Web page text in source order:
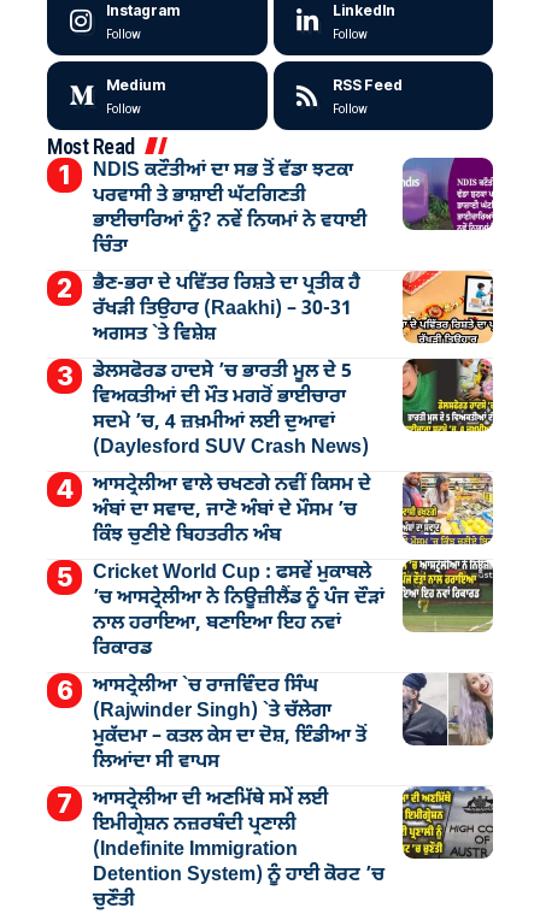
Instagram
Follow
LinkedIn
Follow
Medium
Follow
RSS Feed
Follow
Most Read
NDIS ਕਟੌਤੀਆਂ ਦਾ ਸਭ ਤੋਂ ਵੱਡਾ ਝਟਕਾ
ਪਰਵਾਸੀ ਤੇ ਭਾਸ਼ਾਈ ਘੱਟਗਿਣਤੀ
ਭਾਈਚਾਰਿਆਂ ਨੂੰ? ਨਵੇਂ ਨਿਯਮਾਂ ਨੇ ਵਧਾਈ
ਚਿੰਤਾ
ਭੈਣ-ਭਰਾ ਦੇ ਪਵਿੱਤਰ ਰਿਸ਼ਤੇ ਦਾ ਪ੍ਰਤੀਕ ਹੈ
ਰੱਖੜੀ ਤਿਉਹਾਰ (Raakhi) – 30-31
ਅਗਸਤ `ਤੇ ਵਿਸ਼ੇਸ਼
ਡੇਲਸਫੋਰਡ ਹਾਦਸੇ ’ਚ ਭਾਰਤੀ ਮੂਲ ਦੇ 5
ਵਿਅਕਤੀਆਂ ਦੀ ਮੌਤ ਮਗਰੋਂ ਭਾਈਚਾਰਾ
ਸਦਮੇ ’ਚ, 4 ਜ਼ਖ਼ਮੀਆਂ ਲਈ ਦੁਆਵਾਂ
(Daylesford SUV Crash News)
ਆਸਟ੍ਰੇਲੀਆ ਵਾਲੇ ਚਖਣਗੇ ਨਵੀਂ ਕਿਸਮ ਦੇ
ਅੰਬਾਂ ਦਾ ਸਵਾਦ, ਜਾਣੋ ਅੰਬਾਂ ਦੇ ਮੌਸਮ ’ਚ
ਕਿੰਝ ਚੁਣੀਏ ਬਿਹਤਰੀਨ ਅੰਬ
Cricket World Cup : ਫਸਵੇਂ ਮੁਕਾਬਲੇ
’ਚ ਆਸਟ੍ਰੇਲੀਆ ਨੇ ਨਿਊਜ਼ੀਲੈਂਡ ਨੂੰ ਪੰਜ ਦੌੜਾਂ
ਨਾਲ ਹਰਾਇਆ, ਬਣਾਇਆ ਇਹ ਨਵਾਂ
ਰਿਕਾਰਡ
ਆਸਟ੍ਰੇਲੀਆ `ਚ ਰਾਜਵਿੰਦਰ ਸਿੰਘ
(Rajwinder Singh) `ਤੇ ਚੱਲੇਗਾ
ਮੁੁਕੱਦਮਾ – ਕਤਲ ਕੇਸ ਦਾ ਦੋਸ਼, ਇੰਡੀਆ ਤੋਂ
ਲਿਆਂਦਾ ਸੀ ਵਾਪਸ
ਆਸਟ੍ਰੇਲੀਆ ਦੀ ਅਣਮਿੱਥੇ ਸਮੇਂ ਲਈ
ਇਮੀਗ੍ਰੇਸ਼ਨ ਨਜ਼ਰਬੰਦੀ ਪ੍ਰਣਾਲੀ
(Indefinite Immigration
Detention System) ਨੂੰ ਹਾਈ ਕੋਰਟ ’ਚ
ਚੁਣੌਤੀ